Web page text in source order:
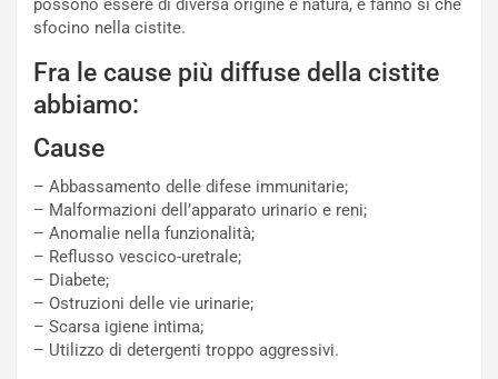
possono essere di diversa origine e natura, e fanno si che
sfocino nella cistite.
Fra le cause più diffuse della cistite
abbiamo:
Cause
– Abbassamento delle difese immunitarie;
– Malformazioni dell’apparato urinario e reni;
– Anomalie nella funzionalità;
– Reflusso vescico-uretrale;
– Diabete;
– Ostruzioni delle vie urinarie;
– Scarsa igiene intima;
– Utilizzo di detergenti troppo aggressivi.